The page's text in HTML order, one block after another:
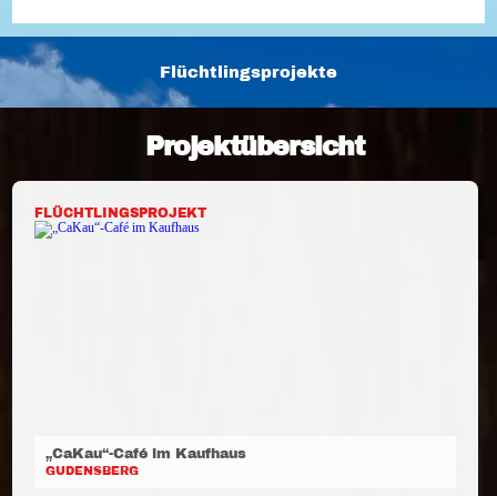
Zahlen, Daten, Fakten aus Hessen
Service
Suche
Downloads
Impressum
Datenschutz
Erklärung zur Barrierefreiheit
Flüchtlingsprojekte
Projektübersicht
FLÜCHTLINGSPROJEKT
„CaKau“-Café im Kaufhaus
GUDENSBERG